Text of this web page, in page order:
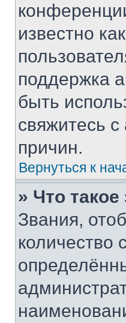
известно
поддержка
быть
свяжитесь
причин.
Вернуться к
» Что
Звания,